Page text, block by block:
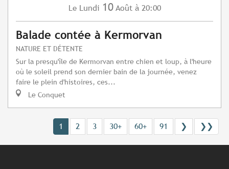
Le Lundi 10 Août à 20:00
Balade contée à Kermorvan
NATURE ET DÉTENTE
Sur la presqu'île de Kermorvan entre chien et loup, à l'heure
où le soleil prend son dernier bain de la journée, venez
faire le plein d'histoires, ces...
Le Conquet
1 2 3 30+ 60+ 91 ❯ ❯❯